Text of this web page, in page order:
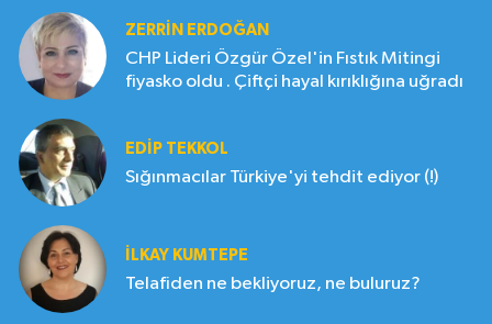
ZERRIN ERDOĞAN
CHP Lideri Özgür Özel'in Fıstık Mitingi
fiyasko oldu . Çiftçi hayal kırıklığına uğradı
EDIP TEKKOL
Sığınmacılar Türkiye'yi tehdit ediyor (!)
İLKAY KUMTEPE
Telafiden ne bekliyoruz, ne buluruz?